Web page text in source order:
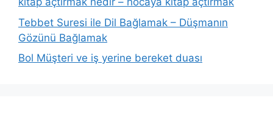
Tebbet Suresi ile Dil Bağlamak – Düşmanın
Gözünü Bağlamak
Bol Müşteri ve iş yerine bereket duası